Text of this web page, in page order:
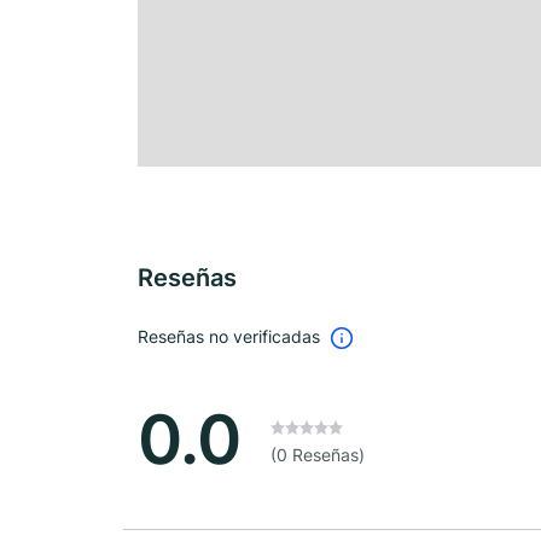
Reseñas
Reseñas no verificadas
0.0 (0 Reseñas)